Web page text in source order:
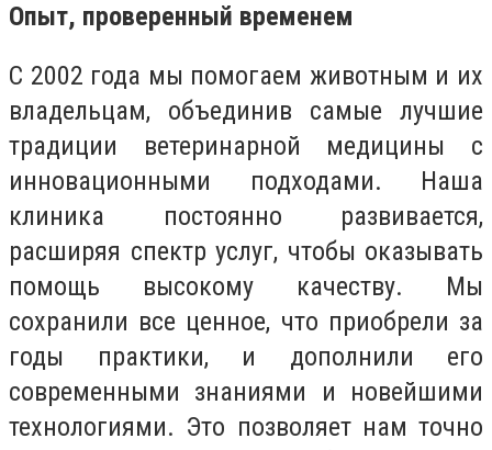
Опыт, проверенный временем
С 2002 года мы помогаем животным и их
владельцам, объединив самые лучшие
традиции ветеринарной медицины с
инновационными подходами. Наша
клиника постоянно развивается,
расширяя спектр услуг, чтобы оказывать
помощь высокому качеству. Мы
сохранили все ценное, что приобрели за
годы практики, и дополнили его
современными знаниями и новейшими
технологиями. Это позволяет нам точно